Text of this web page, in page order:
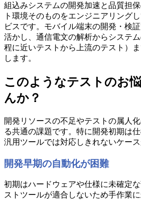
組込みシステムの開発加速と品質担
ト環境そのものをエンジニアリング
ビスです。モバイル端末の開発・検
活かし、通信電文の解析からシステ
程に近いテストから上流のテスト）
します。
このようなテストのお
んか？
開発リソースの不足やテストの属人
る共通の課題です。特に開発初期は
汎用ツールでは対応しきれないケース
開発早期の自動化が困難
初期はハードウェアや仕様に未確定
ストツールが適合しないため手作業に